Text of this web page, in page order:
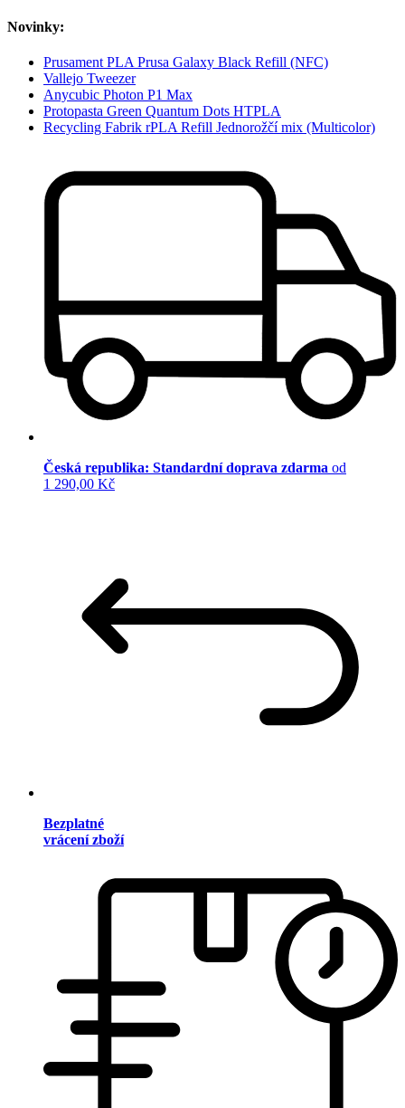
Novinky:
Prusament PLA Prusa Galaxy Black Refill (NFC)
Vallejo Tweezer
Anycubic Photon P1 Max
Protopasta Green Quantum Dots HTPLA
Recycling Fabrik rPLA Refill Jednorožčí mix (Multicolor)
Česká republika: Standardní doprava zdarma od
1 290,00 Kč
Bezplatné
vrácení zboží